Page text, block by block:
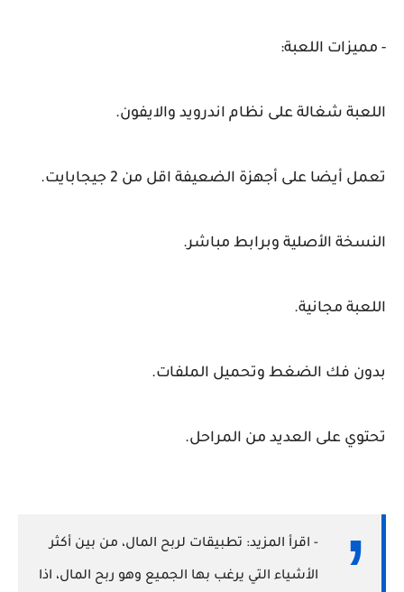
- مميزات اللعبة:
اللعبة شغالة على نظام اندرويد والايفون.
تعمل أيضا على أجهزة الضعيفة اقل من 2 جيجابايت.
النسخة الأصلية وبرابط مباشر.
اللعبة مجانية.
بدون فك الضغط وتحميل الملفات.
تحتوي على العديد من المراحل.
- اقرأ المزيد: تطبيقات لربح المال، من بين أكثر
الأشياء التي يرغب بها الجميع وهو ربح المال، اذا